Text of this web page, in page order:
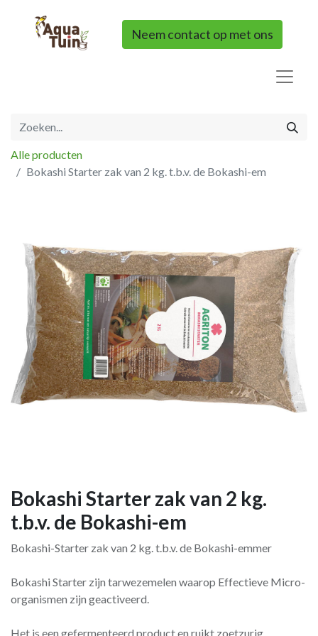
Neem contact op met ons
Alle producten
Bokashi Starter zak van 2 kg. t.b.v. de Bokashi-em
Bokashi Starter zak van 2 kg.
t.b.v. de Bokashi-em
Bokashi-Starter zak van 2 kg. t.b.v. de Bokashi-emmer
Bokashi Starter zijn tarwezemelen waarop Effectieve Micro-
organismen zijn geactiveerd.
Het is een gefermenteerd product en ruikt zoetzurig.